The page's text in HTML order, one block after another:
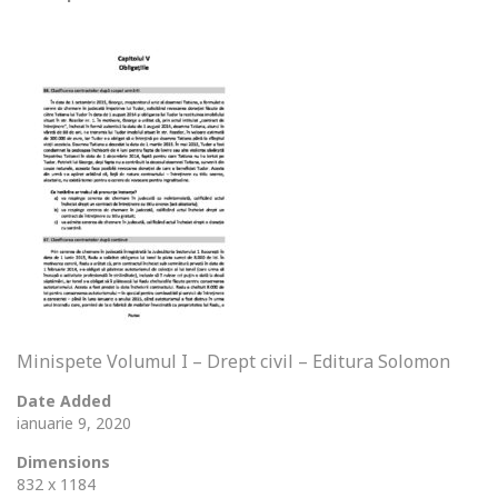
Minispete Volumul I – Drept civil – Editura Solomon
Date Added
ianuarie 9, 2020
Dimensions
832 x 1184